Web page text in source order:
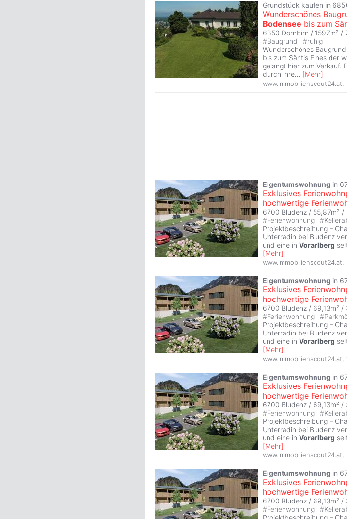
Grundstück kaufen in
Wunderschönes
Bodensee bis zum
6850 Dornbirn / 1597m² /
#Baugrund #ruhig
Wunderschönes
bis zum Säntis Eines der
gelangt hier zum Verkauf.
durch ihre... [Mehr]
www.immobilienscout24.at
Eigentumswohnung in
Exklusives
hochwertige
6700 Bludenz / 55,87m² /
#Ferienwohnung #
Projektbeschreibung –
Unterradin bei Bludenz
und eine in Vorarlberg
[Mehr]
www.immobilienscout24.at
Eigentumswohnung in
Exklusives
hochwertige
6700 Bludenz / 69,13m² /
#Ferienwohnung #
Projektbeschreibung –
Unterradin bei Bludenz
und eine in Vorarlberg
[Mehr]
www.immobilienscout24.at
Eigentumswohnung in
Exklusives
hochwertige
6700 Bludenz / 69,13m² /
#Ferienwohnung #
Projektbeschreibung –
Unterradin bei Bludenz
und eine in Vorarlberg
[Mehr]
www.immobilienscout24.at,
Eigentumswohnung in
Exklusives
hochwertige
6700 Bludenz / 69,13m² /
#Ferienwohnung #